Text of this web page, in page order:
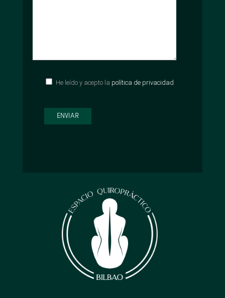
He leído y acepto la política de privacidad